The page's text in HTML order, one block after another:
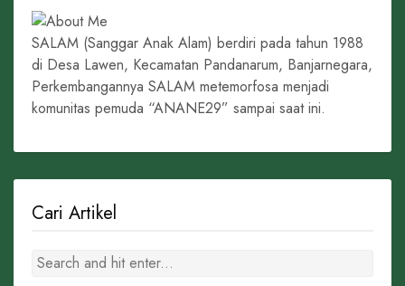
SALAM (Sanggar Anak Alam) berdiri pada tahun 1988
di Desa Lawen, Kecamatan Pandanarum, Banjarnegara,
Perkembangannya SALAM metemorfosa menjadi
komunitas pemuda “ANANE29” sampai saat ini.
Cari Artikel